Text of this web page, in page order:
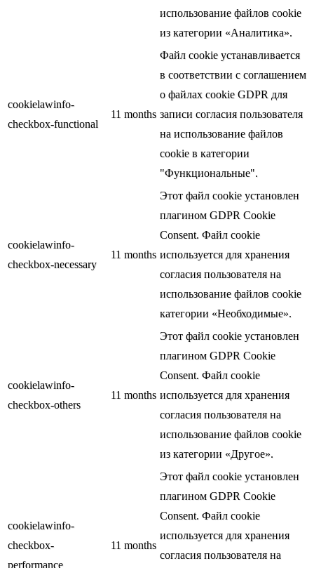
использование файлов cookie
из категории «Аналитика».
cookielawinfo-
checkbox-functional
11 months
Файл cookie устанавливается
в соответствии с соглашением
о файлах cookie GDPR для
записи согласия пользователя
на использование файлов
cookie в категории
"Функциональные".
cookielawinfo-
checkbox-necessary
11 months
Этот файл cookie установлен
плагином GDPR Cookie
Consent. Файл cookie
используется для хранения
согласия пользователя на
использование файлов cookie
категории «Необходимые».
cookielawinfo-
checkbox-others
11 months
Этот файл cookie установлен
плагином GDPR Cookie
Consent. Файл cookie
используется для хранения
согласия пользователя на
использование файлов cookie
из категории «Другое».
cookielawinfo-
checkbox-
performance
11 months
Этот файл cookie установлен
плагином GDPR Cookie
Consent. Файл cookie
используется для хранения
согласия пользователя на